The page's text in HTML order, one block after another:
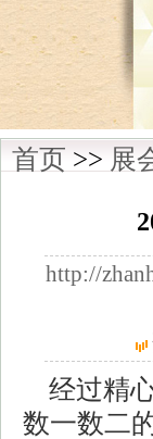
首页 >> 展
http://
经过精
数一数二